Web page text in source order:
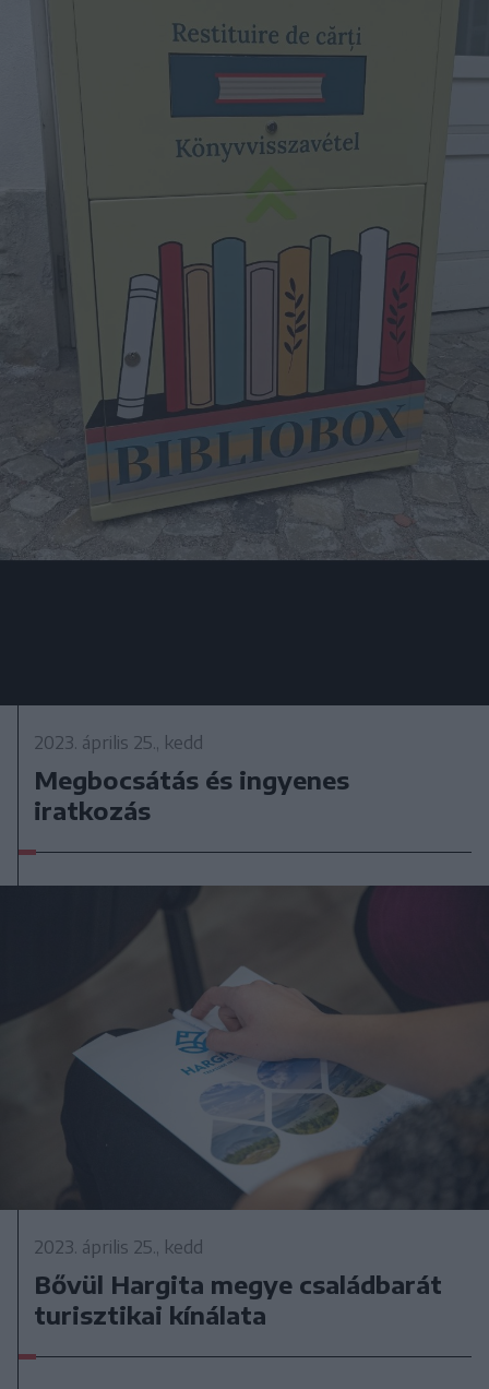
2023. április 25., kedd
Megbocsátás és ingyenes
iratkozás
2023. április 25., kedd
Bővül Hargita megye családbarát
turisztikai kínálata